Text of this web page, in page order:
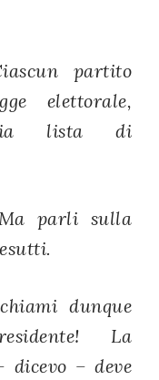
partito
elettorale,
lista di
parli sulla
dunque
La
dicevo – deve